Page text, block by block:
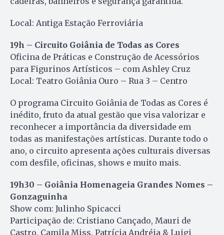
Local: Antiga Estação Ferroviária
19h – Circuito Goiânia de Todas as Cores
Oficina de Práticas e Construção de Acessórios
para Figurinos Artísticos – com Ashley Cruz
Local: Teatro Goiânia Ouro – Rua 3 – Centro
O programa Circuito Goiânia de Todas as Cores é
inédito, fruto da atual gestão que visa valorizar e
reconhecer a importância da diversidade em
todas as manifestações artísticas. Durante todo o
ano, o circuito apresenta ações culturais diversas
com desfile, oficinas, shows e muito mais.
19h30 – Goiânia Homenageia Grandes Nomes –
Gonzaguinha
Show com: Julinho Spicacci
Participação de: Cristiano Cançado, Mauri de
Castro, Camila Miss, Patrícia Andréia & Luigi